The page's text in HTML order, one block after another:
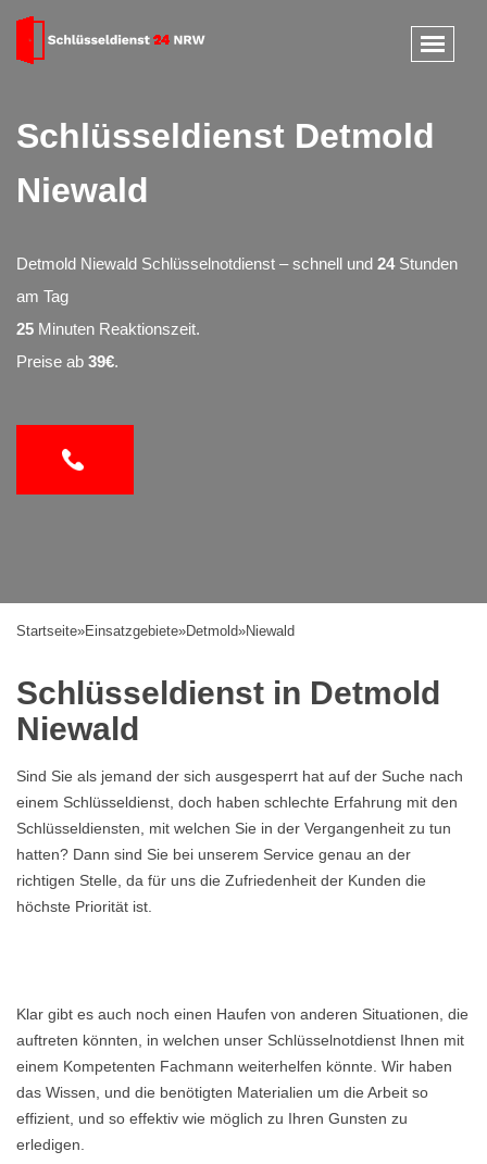
Schlüsseldienst Detmold
Niewald
Detmold Niewald Schlüsselnotdienst – schnell und 24Stunden
am Tag
25 Minuten Reaktionszeit.
Preise ab 39€.
Startseite»Einsatzgebiete»Detmold»Niewald
Schlüsseldienst in Detmold
Niewald
Sind Sie als jemand der sich ausgesperrt hat auf der Suche nach
einem Schlüsseldienst, doch haben schlechte Erfahrung mit den
Schlüsseldiensten, mit welchen Sie in der Vergangenheit zu tun
hatten? Dann sind Sie bei unserem Service genau an der
richtigen Stelle, da für uns die Zufriedenheit der Kunden die
höchste Priorität ist.
Klar gibt es auch noch einen Haufen von anderen Situationen, die
auftreten könnten, in welchen unser Schlüsselnotdienst Ihnen mit
einem Kompetenten Fachmann weiterhelfen könnte. Wir haben
das Wissen, und die benötigten Materialien um die Arbeit so
effizient, und so effektiv wie möglich zu Ihren Gunsten zu
erledigen.